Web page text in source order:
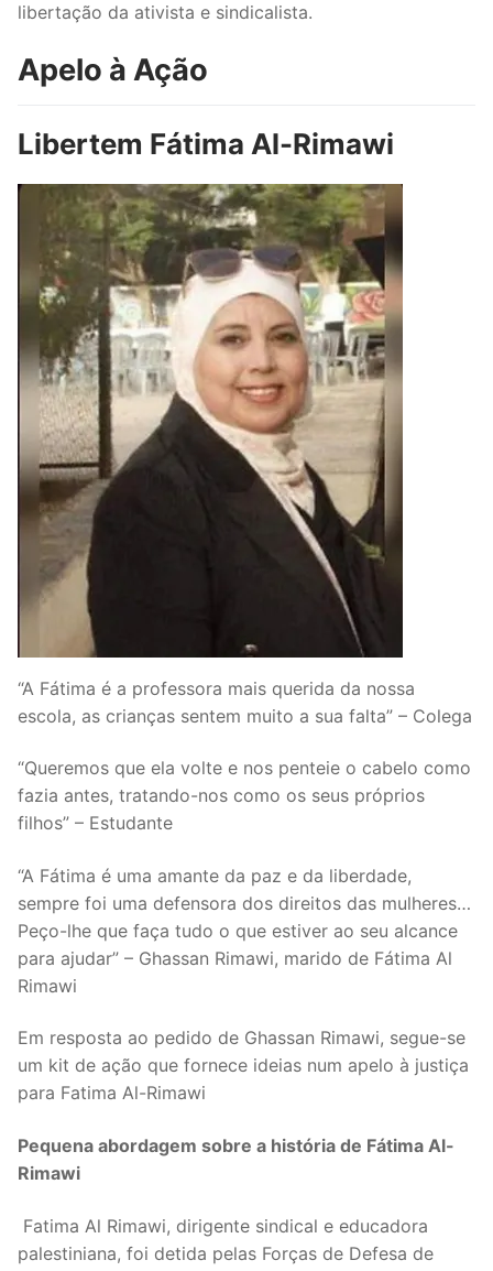
libertação da ativista e sindicalista.
Apelo à Ação
Libertem Fátima Al-Rimawi
“A Fátima é a professora mais querida da nossa
escola, as crianças sentem muito a sua falta” – Colega
“Queremos que ela volte e nos penteie o cabelo como
fazia antes, tratando-nos como os seus próprios
filhos” – Estudante
“A Fátima é uma amante da paz e da liberdade,
sempre foi uma defensora dos direitos das mulheres…
Peço-lhe que faça tudo o que estiver ao seu alcance
para ajudar” – Ghassan Rimawi, marido de Fátima Al
Rimawi
Em resposta ao pedido de Ghassan Rimawi, segue-se
um kit de ação que fornece ideias num apelo à justiça
para Fatima Al-Rimawi
Pequena abordagem sobre a história de Fátima Al-
Rimawi
Fatima Al Rimawi, dirigente sindical e educadora
palestiniana, foi detida pelas Forças de Defesa de